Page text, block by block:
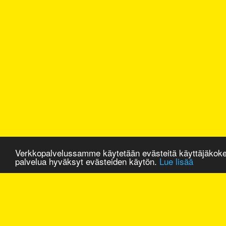
Verkkopalvelussamme käytetään evästeitä
palvelua hyväksyt evästeiden käytön. Lue lisää